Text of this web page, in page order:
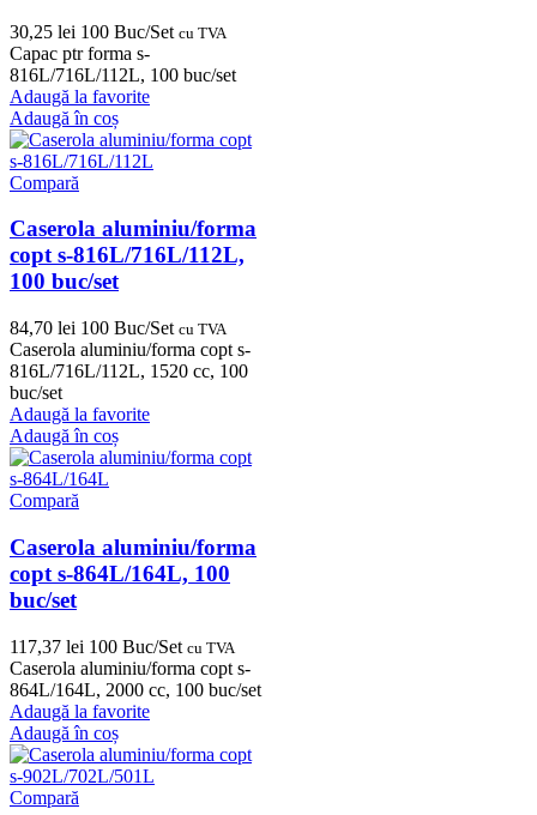
30,25 lei 100 Buc/Set cu TVA
Capac ptr forma s-
816L/716L/112L, 100 buc/set
Adaugă la favorite
Adaugă în coș
Compară
Caserola aluminiu/forma
copt s-816L/716L/112L,
100 buc/set
84,70 lei 100 Buc/Set cu TVA
Caserola aluminiu/forma copt s-
816L/716L/112L, 1520 cc, 100
buc/set
Adaugă la favorite
Adaugă în coș
Compară
Caserola aluminiu/forma
copt s-864L/164L, 100
buc/set
117,37 lei 100 Buc/Set cu TVA
Caserola aluminiu/forma copt s-
864L/164L, 2000 cc, 100 buc/set
Adaugă la favorite
Adaugă în coș
Compară